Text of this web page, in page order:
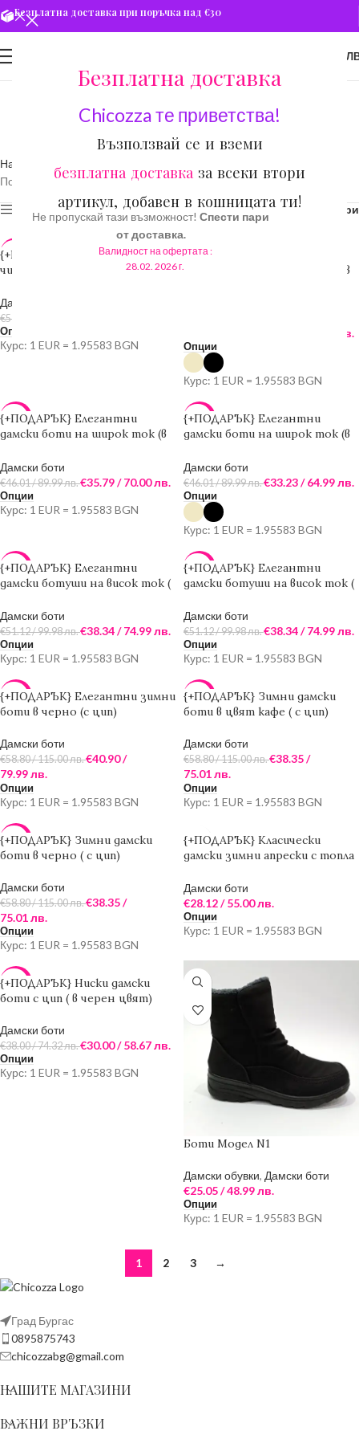
Безплатна доставка
Chicozza те приветства!
Възползвай се и вземи
безплатна доставка за всеки втори
артикул, добавен в кошницата ти!
Не пропускай тази възможност!Спести пари
от доставка.
Валидност на офертата :
28.02. 2026 г.
/ 0.00
Начало
Показване на 1–12 от 28 резултата
Филтри Филтри
-25%
{+ПОДАРЪК} Дълги дамски
чизми над коляното ( в черен
Дамски боти
€51.12
Опции
Курс: 1 EUR = 1.95583 BGN
-28%
{+ПОДАРЪК} Елегантни
дамски боти на широк ток (в
/ 64.99 лв.
Опции
Курс: 1 EUR = 1.95583 BGN
-22%
{+ПОДАРЪК} Елегантни
дамски боти на широк ток (в
Дамски боти
€46.01/ 89.99 лв.€35.79/ 70.00 лв.
Опции
Курс: 1 EUR = 1.95583 BGN
-28%
{+ПОДАРЪК} Елегантни
дамски боти на широк ток (в
Дамски боти
€46.01/ 89.99 лв.€33.23/ 64.99 лв.
Опции
Курс: 1 EUR = 1.95583 BGN
-25%
{+ПОДАРЪК} Елегантни
дамски ботуши на висок ток (
Дамски боти
€51.12/ 99.98 лв.€38.34/ 74.99 лв.
Опции
Курс: 1 EUR = 1.95583 BGN
-25%
{+ПОДАРЪК} Елегантни
дамски ботуши на висок ток (
Дамски боти
€51.12/ 99.98 лв.€38.34/ 74.99 лв.
Опции
Курс: 1 EUR = 1.95583 BGN
-30%
{+ПОДАРЪК} Елегантни зимни
боти в черно (с цип)
Дамски боти
€58.80/ 115.00 лв.€40.90/
79.99 лв.
Опции
Курс: 1 EUR = 1.95583 BGN
-35%
{+ПОДАРЪК} Зимни дамски
боти в цвят кафе ( с цип)
Дамски боти
€58.80/ 115.00 лв.€38.35/
75.01 лв.
Опции
Курс: 1 EUR = 1.95583 BGN
-35%
{+ПОДАРЪК} Зимни дамски
боти в черно ( с цип)
Дамски боти
€58.80/ 115.00 лв.€38.35/
75.01 лв.
Опции
Курс: 1 EUR = 1.95583 BGN
{+ПОДАРЪК} Класически
дамски зимни апрески с топла
Дамски боти
€28.12/ 55.00 лв.
Опции
Курс: 1 EUR = 1.95583 BGN
-21%
{+ПОДАРЪК} Ниски дамски
боти с цип ( в черен цвят)
Дамски боти
€38.00/ 74.32 лв.€30.00/ 58.67 лв.
Опции
Курс: 1 EUR = 1.95583 BGN
Боти Модел N1
Дамски обувки, Дамски боти
€25.05/ 48.99 лв.
Опции
Курс: 1 EUR = 1.95583 BGN
1 2 3 →
Град Бургас
0895875743
chicozzabg@gmail.com
НАШИТЕ МАГАЗИНИ
ВАЖНИ ВРЪЗКИ
Безплатна доставка при поръчка над €30